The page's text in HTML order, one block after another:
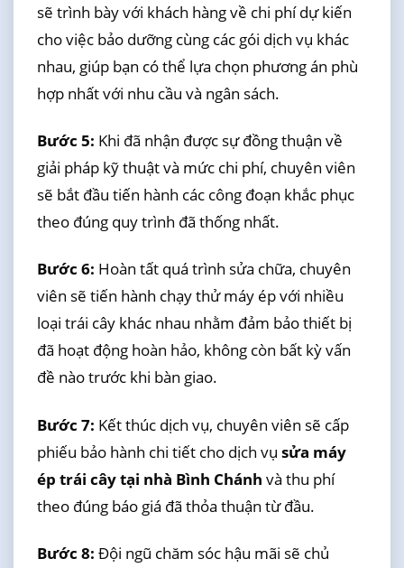
sẽ trình bày với khách hàng về chi phí dự kiến
cho việc bảo dưỡng cùng các gói dịch vụ khác
nhau, giúp bạn có thể lựa chọn phương án phù
hợp nhất với nhu cầu và ngân sách.
Bước 5: Khi đã nhận được sự đồng thuận về
giải pháp kỹ thuật và mức chi phí, chuyên viên
sẽ bắt đầu tiến hành các công đoạn khắc phục
theo đúng quy trình đã thống nhất.
Bước 6: Hoàn tất quá trình sửa chữa, chuyên
viên sẽ tiến hành chạy thử máy ép với nhiều
loại trái cây khác nhau nhằm đảm bảo thiết bị
đã hoạt động hoàn hảo, không còn bất kỳ vấn
đề nào trước khi bàn giao.
Bước 7: Kết thúc dịch vụ, chuyên viên sẽ cấp
phiếu bảo hành chi tiết cho dịch vụ sửa máy
ép trái cây tại nhà Bình Chánh và thu phí
theo đúng báo giá đã thỏa thuận từ đầu.
Bước 8: Đội ngũ chăm sóc hậu mãi sẽ chủ